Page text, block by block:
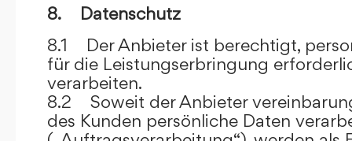
8. Datenschutz
8.1 Der Anbieter ist berechtigt,
für die Leistungserbringung
verarbeiten.
8.2 Soweit der Anbieter
des Kunden persönliche Daten